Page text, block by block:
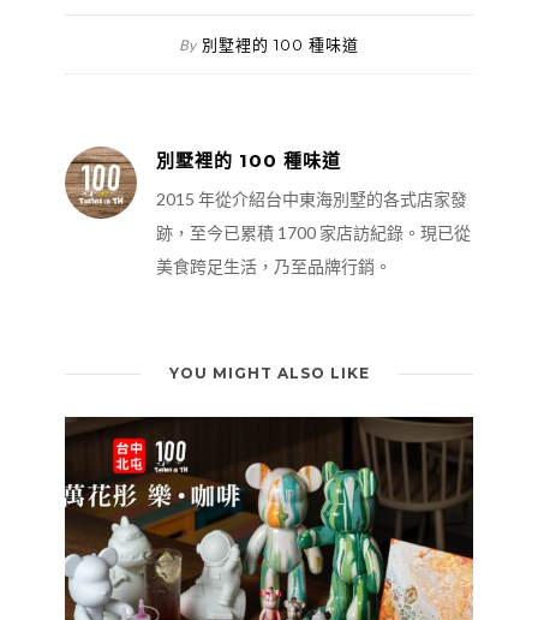
By 別墅裡的 100 種味道
別墅裡的 100 種味道
2015 年從介紹台中東海別墅的各式店家發
跡，至今已累積 1700 家店訪紀錄。現已從
美食跨足生活，乃至品牌行銷。
YOU MIGHT ALSO LIKE